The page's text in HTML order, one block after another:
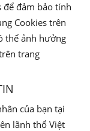
để đảm bảo tính
Cookies trên
thể ảnh hưởng
trang
của bạn tại
lãnh thổ Việt